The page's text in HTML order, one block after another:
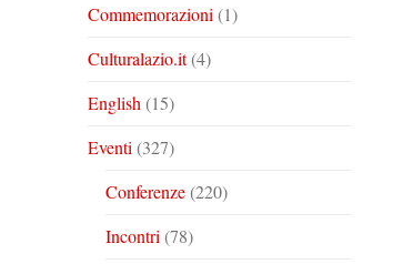
Commemorazioni (1)
Culturalazio.it(4)
English (15)
Eventi (327)
Conferenze(220)
Incontri (78)